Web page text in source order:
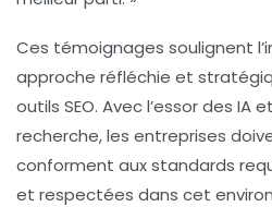
Ces témoignages soulignent
approche réfléchie et
outils SEO. Avec l’essor des IA
recherche, les entreprises
conforment aux standards
et respectées dans cet